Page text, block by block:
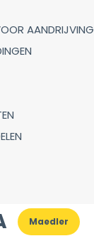
AANDRIJVING
Maedler